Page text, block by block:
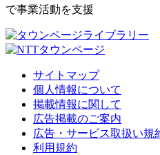
で事業活動を支援
サイトマップ
個人情報について
掲載情報に関して
広告掲載のご案内
広告・サービス取扱い規
利用規約